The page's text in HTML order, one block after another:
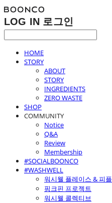
LOG IN 로그인
HOME
STORY
ABOUT
STORY
INGREDIENTS
ZERO WASTE
SHOP
COMMUNITY
Notice
Q&A
Review
Membership
#SOCIALBOONCO
#WASHWELL
워시웰 플레이스 & 피플
핑크핀 프로젝트
워시웰 콜렉티브